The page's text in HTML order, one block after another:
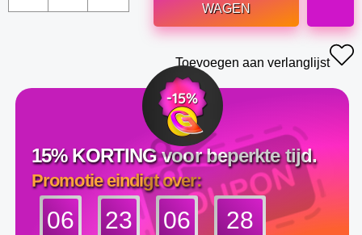
WAGEN
Toevoegen aan verlanglijst
15% KORTING voor beperkte tijd.
Promotie eindigt over:
06 23 06 27